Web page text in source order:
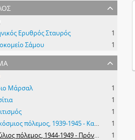
Ερυθρός Σταυρός
1
Σάμου
1
Μάρσαλ
1
1
1
Παγκόσμιος πόλεμος, 1939-1945 - Καταστροφές
1
Εμφύλιος πόλεμος, 1944-1949 - Πρόνοια
1